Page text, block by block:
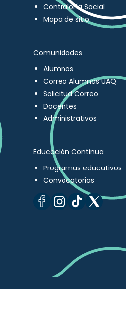
Contraloría Social
Mapa de sitio
Comunidades
Alumnos
Correo Alumnos UAQ
Solicitud Correo
Docentes
Administrativos
Educación Continua
Programas educativos
Convocatorias